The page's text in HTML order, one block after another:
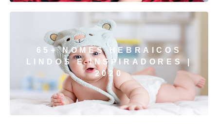
65+ NOMES HEBRAICOS
LINDOS E INSPIRADORES |
2020